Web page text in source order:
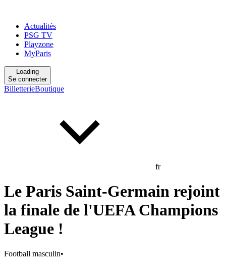
Actualités
PSG TV
Playzone
MyParis
Loading
Se connecter
BilletterieBoutique
fr
Le Paris Saint-Germain rejoint
la finale de l'UEFA Champions
League !
Football masculin•